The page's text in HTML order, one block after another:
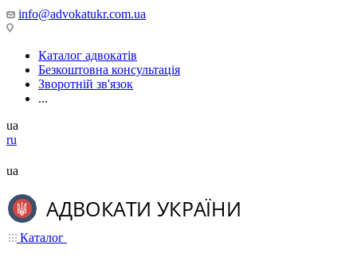
info@advokatukr.com.ua
Каталог адвокатів
Безкоштовна консультація
Зворотній зв'язок
...
ua
ru
ua
Каталог